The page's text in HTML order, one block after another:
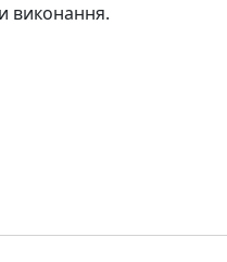
виконання.